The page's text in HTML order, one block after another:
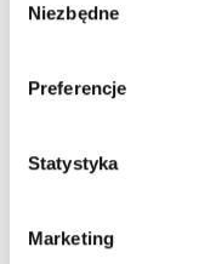
zgody
Niezbędne
Preferencje
Statystyka
Marketing
Pingback:
Pingback:LSM99 ส
Pingback:one up
Pingback: https://